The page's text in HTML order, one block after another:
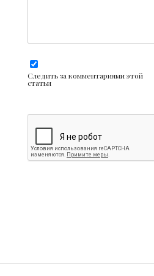
Следить за комментариями этой
статьи